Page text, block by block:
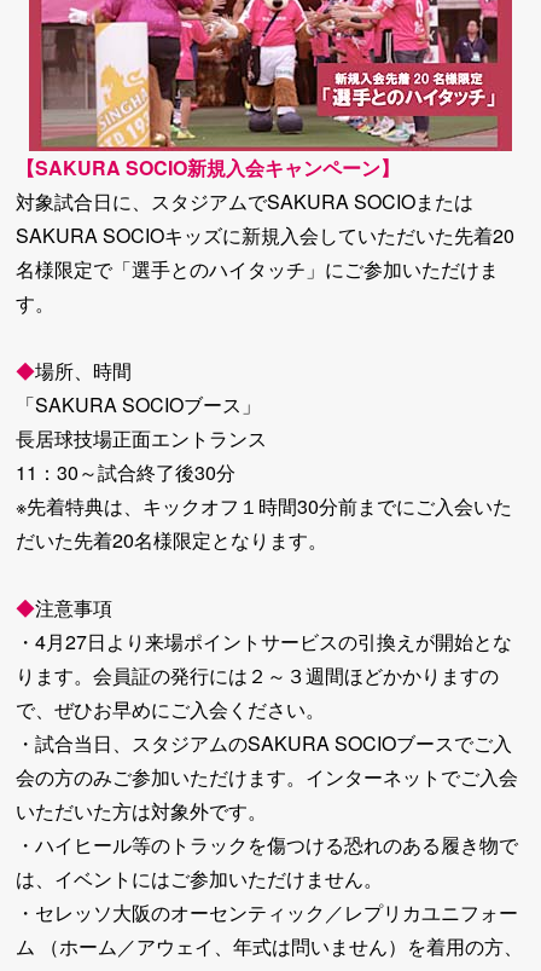
【SAKURA SOCIO新規入会キャンペーン】
対象試合日に、スタジアムでSAKURA SOCIOまたは
SAKURA SOCIOキッズに新規入会していただいた先着20
名様限定で「選手とのハイタッチ」にご参加いただけま
す。
◆場所、時間
「SAKURA SOCIOブース」
長居球技場正面エントランス
11：30～試合終了後30分
※先着特典は、キックオフ１時間30分前までにご入会いた
だいた先着20名様限定となります。
◆注意事項
・4月27日より来場ポイントサービスの引換えが開始とな
ります。会員証の発行には２～３週間ほどかかりますの
で、ぜひお早めにご入会ください。
・試合当日、スタジアムのSAKURA SOCIOブースでご入
会の方のみご参加いただけます。インターネットでご入会
いただいた方は対象外です。
・ハイヒール等のトラックを傷つける恐れのある履き物で
は、イベントにはご参加いただけません。
・セレッソ大阪のオーセンティック／レプリカユニフォー
ム （ホーム／アウェイ、年式は問いません）を着用の方、